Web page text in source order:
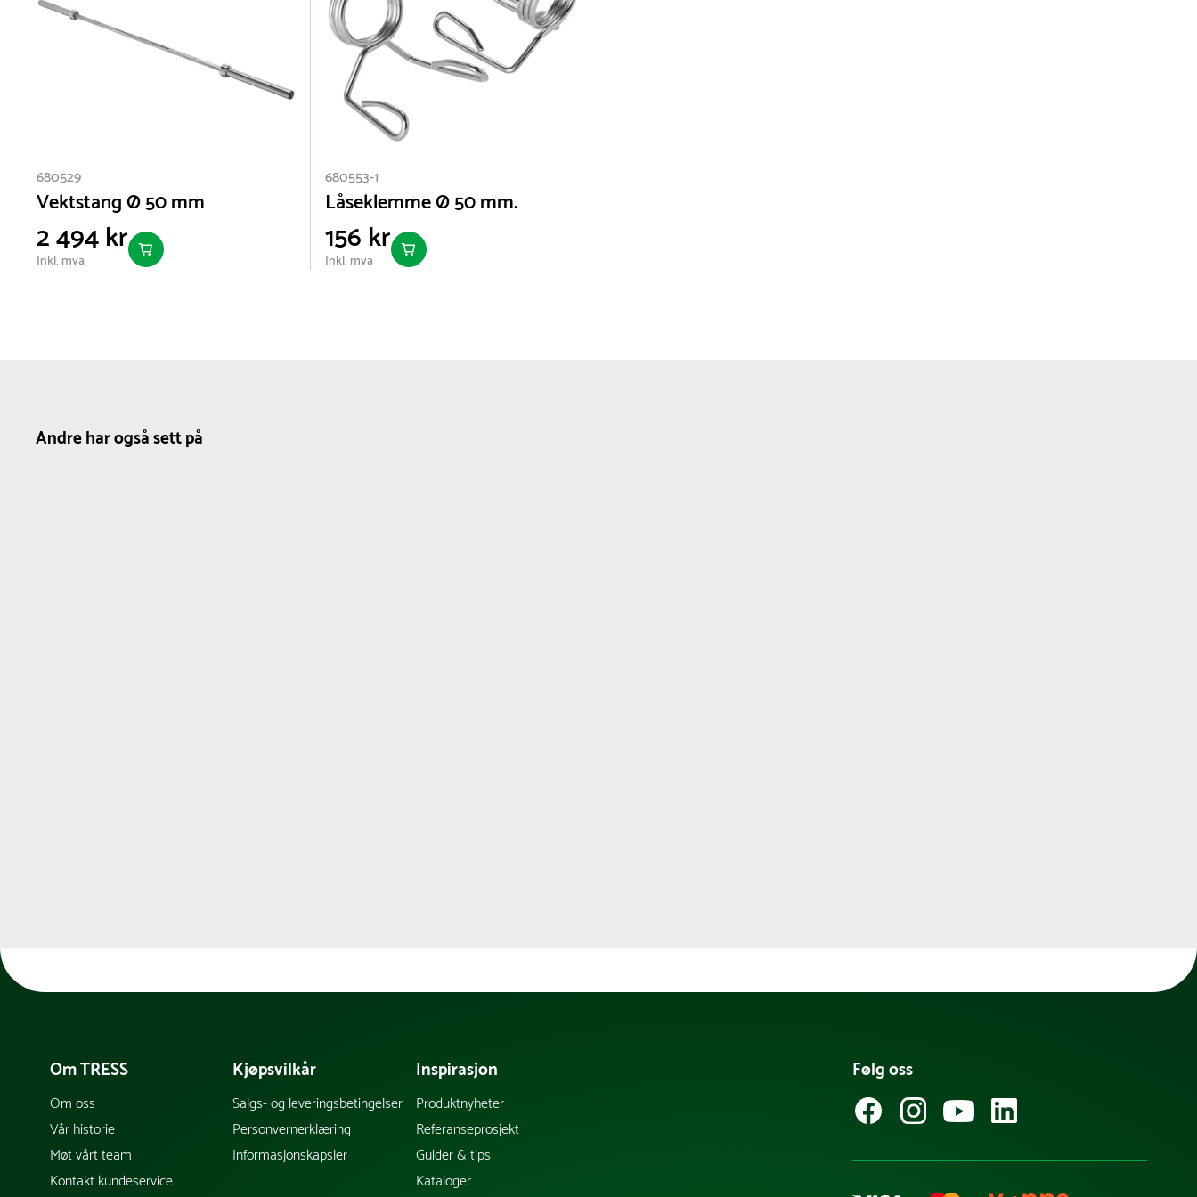
680529
Vektstang Ø 50 mm
2 494 kr
Inkl. mva
680553-1
Låseklemme Ø 50 mm.
156 kr
Inkl. mva
Andre har også sett på
Om TRESS
Om oss
Vår historie
Møt vårt team
Kontakt kundeservice
Kjøpsvilkår
Salgs- og leveringsbetingelser
Personvernerklæring
Informasjonskapsler
Inspirasjon
Produktnyheter
Referanseprosjekt
Guider & tips
Kataloger
Følg oss